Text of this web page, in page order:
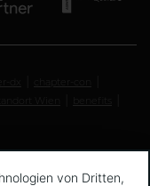
von Dritten,